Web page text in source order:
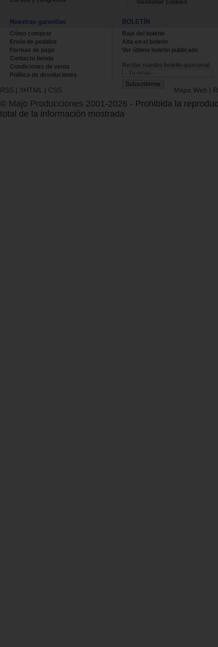
Gestionar cookies
Nuestras garantías
Cómo comprar
Envío de pedidos
Formas de pago
Contacto tienda
Condiciones de venta
Política de devoluciones
BOLETÍN
Baja del boletin
Alta en el boletin
Ver último boletin publicado
Recibe nuestro boletín quincenal.
RSS | XHTML | CSS Mapa Web |
© Majo Producciones 2001-2026 - Prohibida la
total de la información mostrada